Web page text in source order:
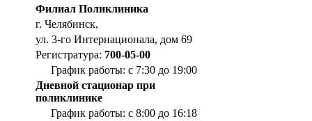
Филиал Поликлиника
г. Челябинск,
ул. 3-го Интернационала, дом 69
Регистратура: 700-05-00
График работы: с 7:30 до 19:00
Дневной стационар при
поликлинике
График работы: с 8:00 до 16:18